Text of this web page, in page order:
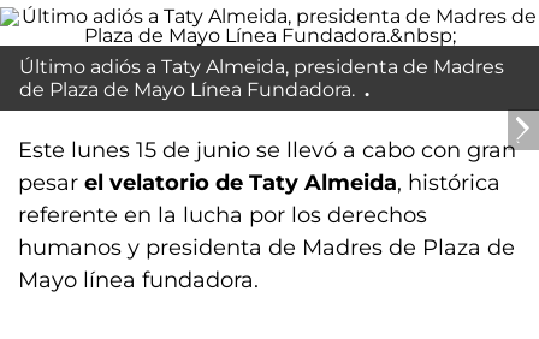
Último adiós a Taty Almeida, presidenta de Madres
de Plaza de Mayo Línea Fundadora.
Este lunes 15 de junio se llevó a cabo con gran
pesar el velatorio de Taty Almeida, histórica
referente en la lucha por los derechos
humanos y presidenta de Madres de Plaza de
Mayo línea fundadora.